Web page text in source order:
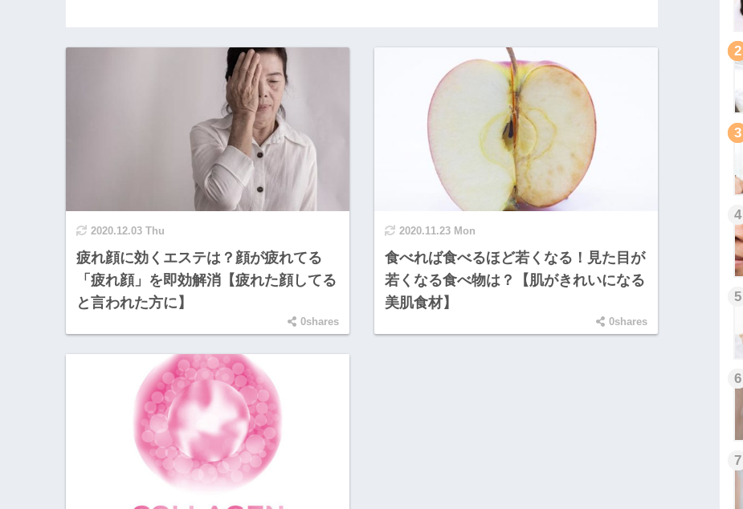
2020.12.03 Thu
疲れ顔に効くエステは？顔が疲れてる
「疲れ顔」を即効解消【疲れた顔してる
と言われた方に】
0shares
2020.11.23 Mon
食べれば食べるほど若くなる！見た目が
若くなる食べ物は？【肌がきれいになる
美肌食材】
0shares
2
3
4
5
6
7